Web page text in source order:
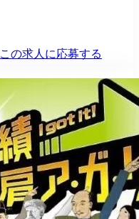
この求人に応募する